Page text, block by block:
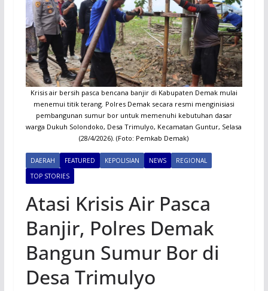
Krisis air bersih pasca bencana banjir di Kabupaten Demak mulai
menemui titik terang. Polres Demak secara resmi menginisiasi
pembangunan sumur bor untuk memenuhi kebutuhan dasar
warga Dukuh Solondoko, Desa Trimulyo, Kecamatan Guntur, Selasa
(28/4/2026). (Foto: Pemkab Demak)
DAERAH FEATURED KEPOLISIAN NEWS
REGIONAL
TOP STORIES
Atasi Krisis Air Pasca
Banjir, Polres Demak
Bangun Sumur Bor di
Desa Trimulyo